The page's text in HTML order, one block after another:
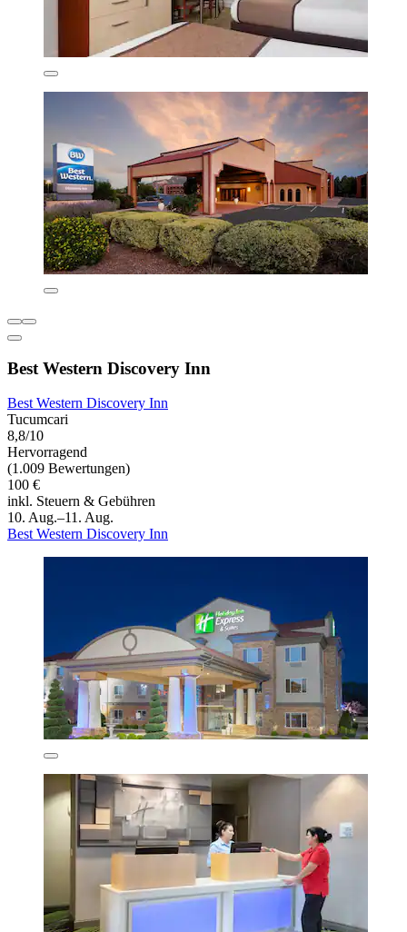
Best Western Discovery Inn
Best Western Discovery Inn
Tucumcari
8,8/10
Hervorragend
(1.009 Bewertungen)
100 €
inkl. Steuern & Gebühren
10. Aug.–11. Aug.
Best Western Discovery Inn